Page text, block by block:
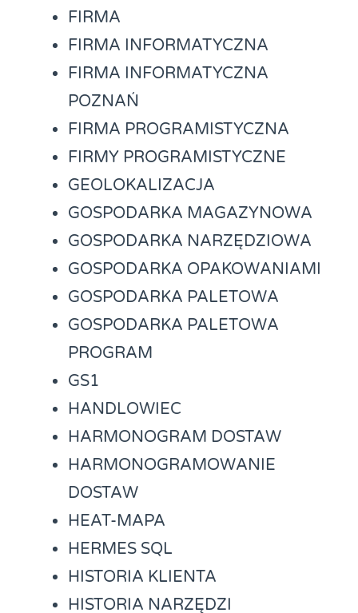
FIRMA
FIRMA INFORMATYCZNA
FIRMA INFORMATYCZNA
POZNAŃ
FIRMA PROGRAMISTYCZNA
FIRMY PROGRAMISTYCZNE
GEOLOKALIZACJA
GOSPODARKA MAGAZYNOWA
GOSPODARKA NARZĘDZIOWA
GOSPODARKA OPAKOWANIAMI
GOSPODARKA PALETOWA
GOSPODARKA PALETOWA
PROGRAM
GS1
HANDLOWIEC
HARMONOGRAM DOSTAW
HARMONOGRAMOWANIE
DOSTAW
HEAT-MAPA
HERMES SQL
HISTORIA KLIENTA
HISTORIA NARZĘDZI